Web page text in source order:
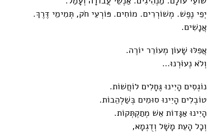
יְפֵי נֶפֶשׁ. מְשׁוֹרְרִים. מוֹחִים. פּוֹרְעֵי חֹק, תְּמִימֵי דֶּרֶךְ.
אֲנָשִׁים.
אֲפִלּוּ שָׁעוֹן מְעוֹרֵר יוֹרֶה.
וְלֹא נְעוֹּרְנוּ…
נוֹגְסִים הָיִינוּ גֶּחָלִים לוֹחֲשׁוֹת.
טוֹבְלִים הָיִינוּ סוּמִים בְּשַׁלְהֵבוֹת.
הָיִינוּ אַגָּדוֹת אֵשׁ מְתַקְתְּקוֹת.
וְכָל הָעֵת מָשָׁל וְדֻגְמָא,